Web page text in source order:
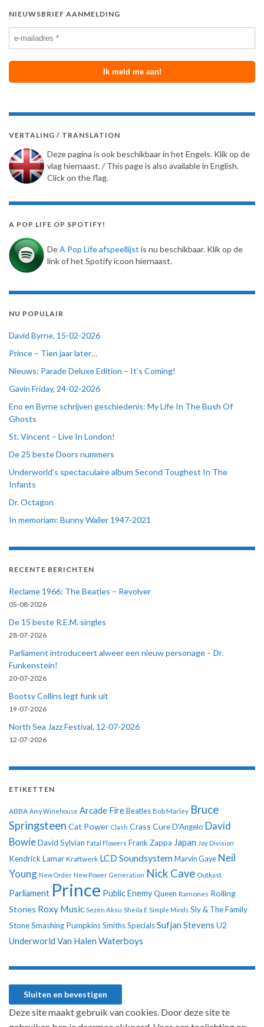
NIEUWSBRIEF AANMELDING
VERTALING / TRANSLATION
Deze pagina is ook beschikbaar in het Engels. Klik op de
vlag hiernaast. / This page is also available in English.
Click on the flag.
A POP LIFE OP SPOTIFY!
DeA Pop Life afspeellijst is nu beschikbaar. Klik op de
link of het Spotify icoon hiernaast.
NU POPULAIR
David Byrne, 15-02-2026
Prince – Tien jaar later…
Nieuws: Parade Deluxe Edition – It’s Coming!
Gavin Friday, 24-02-2026
Eno en Byrne schrijven geschiedenis: My Life In The Bush Of
Ghosts
St. Vincent – Live In London!
De 25 beste Doors nummers
Underworld’s spectaculaire album Second Toughest In The
Infants
Dr. Octagon
In memoriam: Bunny Wailer 1947-2021
RECENTE BERICHTEN
Reclame 1966: The Beatles – Revolver
05-08-2026
De 15 beste R.E.M. singles
28-07-2026
Parliament introduceert alweer een nieuw personage – Dr.
Funkenstein!
20-07-2026
Bootsy Collins legt funk uit
19-07-2026
North Sea Jazz Festival, 12-07-2026
12-07-2026
ETIKETTEN
ABBA Amy Winehouse Arcade Fire Beatles Bob Marley Bruce
Springsteen Cat Power Clash Crass CureD'Angelo David
BowieDavid Sylvian Fatal Flowers Frank Zappa Japan Joy Division
Kendrick Lamar Kraftwerk LCD Soundsystem Marvin Gaye Neil
Young New Order New Power Generation Nick Cave Outkast
Parliament Prince Public EnemyQueen Ramones Rolling
Stones Roxy Music Sezen Aksu Sheila E Simple Minds Sly & The Family
StoneSmashing PumpkinsSmithsSpecialsSufjan Stevens U2
Underworld Van Halen Waterboys
Deze site maakt gebruik van cookies. Door deze site te